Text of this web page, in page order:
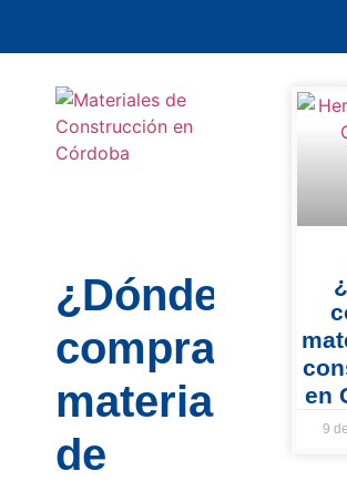
¿Dónde
comprar
materiales
de
en
9